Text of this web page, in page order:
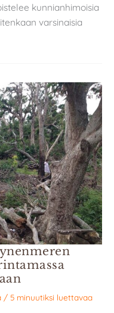
kunnianhimoisia
varsinaisia
/ 5 minuutiksi luettavaa